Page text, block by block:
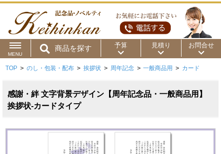
MENU
商品を探す 予算
用途から
商品カテゴリ
～50円 ～100円 ～200円
～300円 ～500円 ～1,000円
～15,000円 ～20,000円
見積り お問合せ
TOP > のし・包装・配布 > 挨拶状 > 周年記念 > 一般商品用 > カード
感謝・絆 文字背景デザイン【周年記念品・一般商品用】
挨拶状-カードタイプ